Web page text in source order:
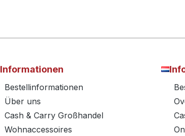
Informationen
Bestellinformationen
Über uns
Cash & Carry Großhandel
Wohnaccessoires